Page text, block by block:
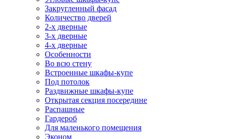
Закругленный фасад
Количество дверей
2-х дверные
3-х дверные
4-х дверные
Особенности
Во всю стену
Встроенные шкафы-купе
Под потолок
Раздвижные шкафы-купе
Открытая секция посередине
Распашные
Гардероб
Для маленького помещения
Эконом